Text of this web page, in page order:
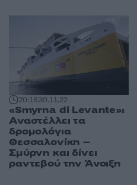
20:1830.11.22
«Smyrna di Levante»:
Αναστέλλει τα
δρομολόγια
Θεσσαλονίκη –
Σμύρνη και δίνει
ραντεβού την Άνοιξη